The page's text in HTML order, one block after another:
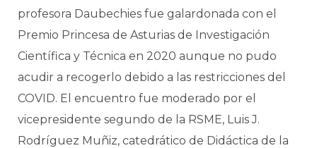
profesora Daubechies fue galardonada con el
Premio Princesa de Asturias de Investigación
Científica y Técnica en 2020 aunque no pudo
acudir a recogerlo debido a las restricciones del
COVID. El encuentro fue moderado por el
vicepresidente segundo de la RSME, Luis J.
Rodríguez Muñiz, catedrático de Didáctica de la